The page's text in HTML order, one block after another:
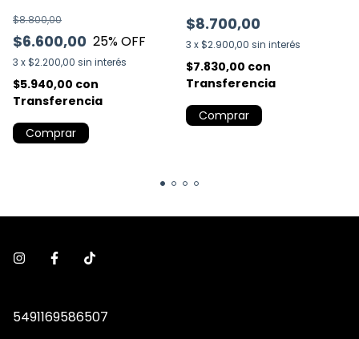
$6.600,00
$8.800,00
25% OFF
3 x $2.200,00 sin interés
$5.940,00 con
Transferencia
Comprar
$8.700,00
3 x $2.900,00 sin interés
$7.830,00 con
Transferencia
Comprar
5491169586507